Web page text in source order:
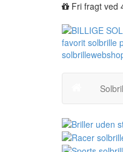
Fri fragt ved